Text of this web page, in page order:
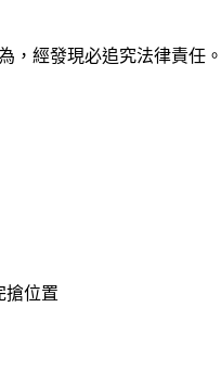
經發現必追究法律責任。
搶位置